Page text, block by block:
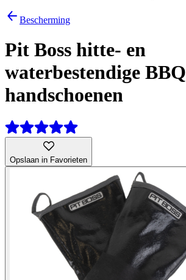
Bescherming
Pit Boss hitte- en
waterbestendige BBQ
handschoenen
Opslaan in Favorieten